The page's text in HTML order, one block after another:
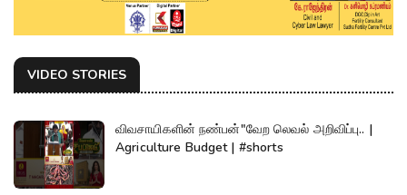
VIDEO STORIES
விவசாயிகளின் நண்பன்"வேற லெவல் அறிவிப்பு.. |
Agriculture Budget | #shorts